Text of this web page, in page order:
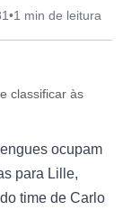
•1 min de leitura
classificar às
ocupam
para Lille,
time de Carlo